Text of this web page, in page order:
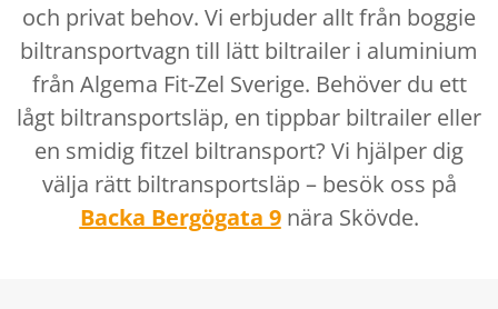
och privat behov. Vi erbjuder allt från boggie
biltransportvagn till lätt biltrailer i aluminium
från Algema Fit-Zel Sverige. Behöver du ett
lågt biltransportsläp, en tippbar biltrailer eller
en smidig fitzel biltransport? Vi hjälper dig
välja rätt biltransportsläp – besök oss på
Backa Bergögata 9nära Skövde.